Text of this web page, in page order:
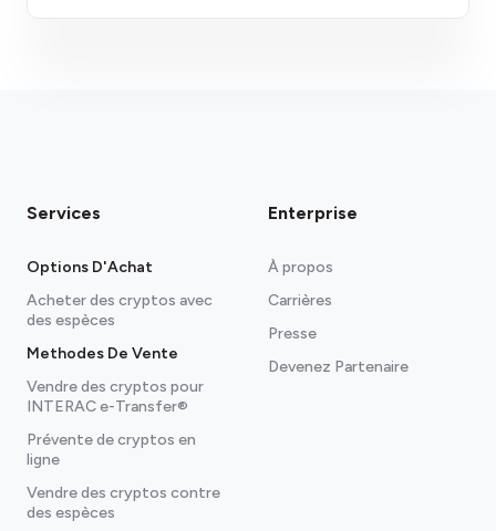
Services
Options D'Achat
Acheter des cryptos avec
des espèces
Methodes De Vente
Vendre des cryptos pour
INTERAC e-Transfer®
Prévente de cryptos en
ligne
Vendre des cryptos contre
des espèces
Enterprise
À propos
Carrières
Presse
Devenez Partenaire